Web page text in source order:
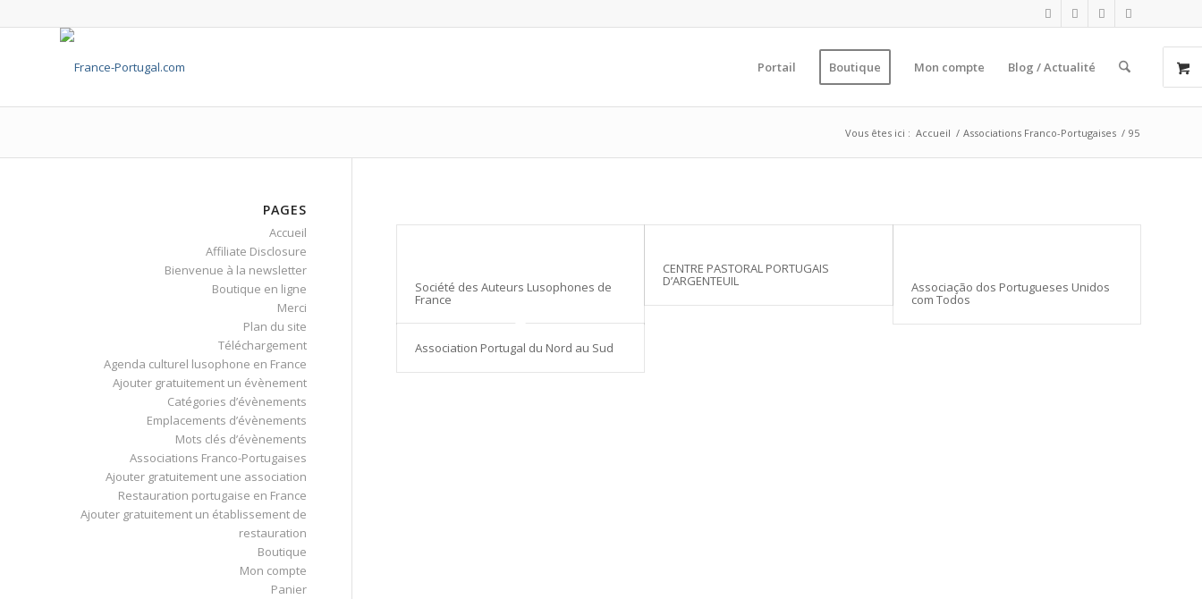
Portail Boutique Mon compte Blog / Actualité
Vous êtes ici : Accueil / Associations Franco-Portugaises / 95
Société des Auteurs Lusophones de
France
CENTRE PASTORAL PORTUGAIS
D’ARGENTEUIL Associação dos Portugueses Unidos
com Todos
Association Portugal du Nord au Sud
PAGES
Accueil
Affiliate Disclosure
Bienvenue à la newsletter
Boutique en ligne
Merci
Plan du site
Téléchargement
Agenda culturel lusophone en France
Ajouter gratuitement un évènement
Catégories d’évènements
Emplacements d’évènements
Mots clés d’évènements
Associations Franco-Portugaises
Ajouter gratuitement une association
Restauration portugaise en France
Ajouter gratuitement un établissement de
restauration
Boutique
Mon compte
Panier